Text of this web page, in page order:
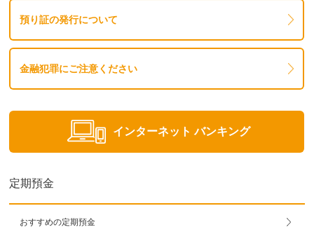
預り証の発行について
金融犯罪にご注意ください
インターネット バンキング
定期預金
おすすめの定期預金